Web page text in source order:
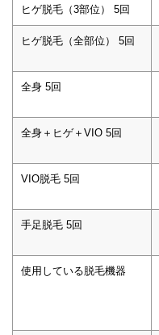
ヒゲ脱毛（3部位） 5回
ヒゲ脱毛（全部位） 5回
全身 5回
全身＋ヒゲ＋VIO 5回
VIO脱毛 5回
手足脱毛 5回
使用している脱毛機器